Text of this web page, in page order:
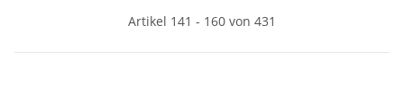
Artikel 141 - 160 von 431